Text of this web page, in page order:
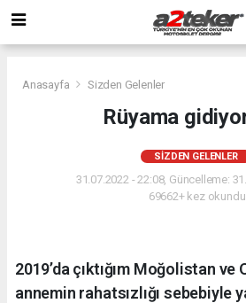
Anasayfa Sizden Gelenler
Rüyama
SIZDEN GELENLER
31.07.2022 - 22:08, Güncelleme:
69662+ kez okundu.
2019’da çıktığım Moğolistan
annemin rahatsızlığı sebebiyle